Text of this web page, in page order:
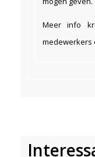
Meer info
medewerkers